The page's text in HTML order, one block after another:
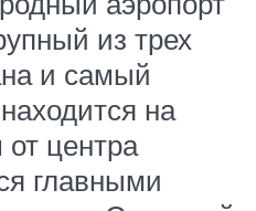
из трех
и самый
на
центра
главными